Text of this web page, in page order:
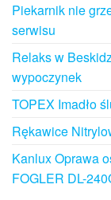
Piekarnik nie
serwisu
Relaks w
wypoczynek
TOPEX Imadło
Rękawice
Kanlux Oprawa
FOGLER DL-